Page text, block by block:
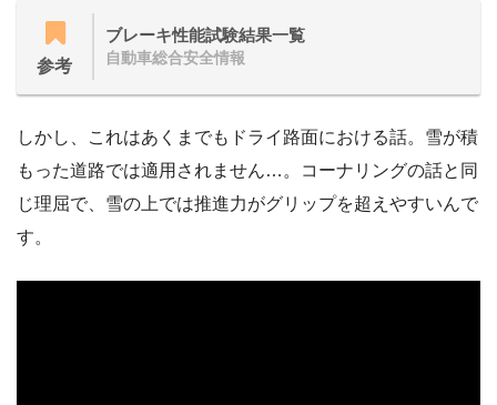
参考
ブレーキ性能試験結果一覧
自動車総合安全情報
しかし、これはあくまでもドライ路面における話。雪が積
もった道路では適用されません…。コーナリングの話と同
じ理屈で、雪の上では推進力がグリップを超えやすいんで
す。